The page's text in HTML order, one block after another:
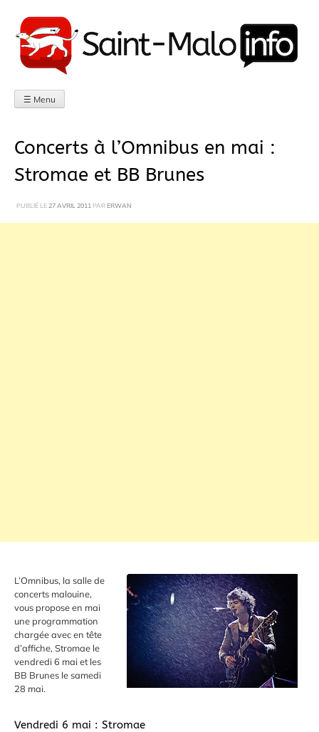
au
contenu
☰ Menu
Concerts à l’Omnibus en mai :
Stromae et BB Brunes
PUBLIÉ LE27 AVRIL 2011 PARERWAN
L’Omnibus, la salle de
concerts malouine,
vous propose en mai
une programmation
chargée avec en tête
d’affiche, Stromae le
vendredi 6 mai et les
BB Brunes le samedi
28 mai.
Vendredi 6 mai : Stromae